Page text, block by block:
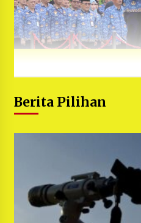
Berita Pilihan